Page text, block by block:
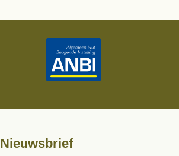
Nieuwsbrief